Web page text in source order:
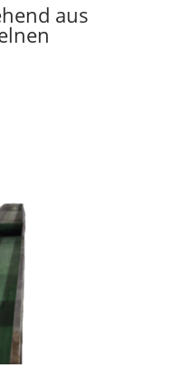
aus